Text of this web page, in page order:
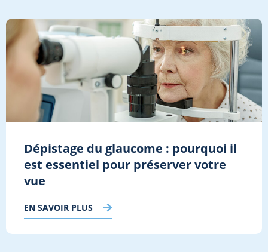
Dépistage du glaucome : pourquoi il
est essentiel pour préserver votre
vue
EN SAVOIR PLUS